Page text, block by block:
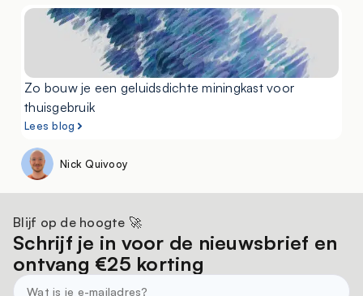
Zo bouw je een geluidsdichte miningkast voor
thuisgebruik
Lees blog
Nick Quivooy
Blijf op de hoogte 🚀
Schrijf je in voor de nieuwsbrief en
ontvang €25 korting